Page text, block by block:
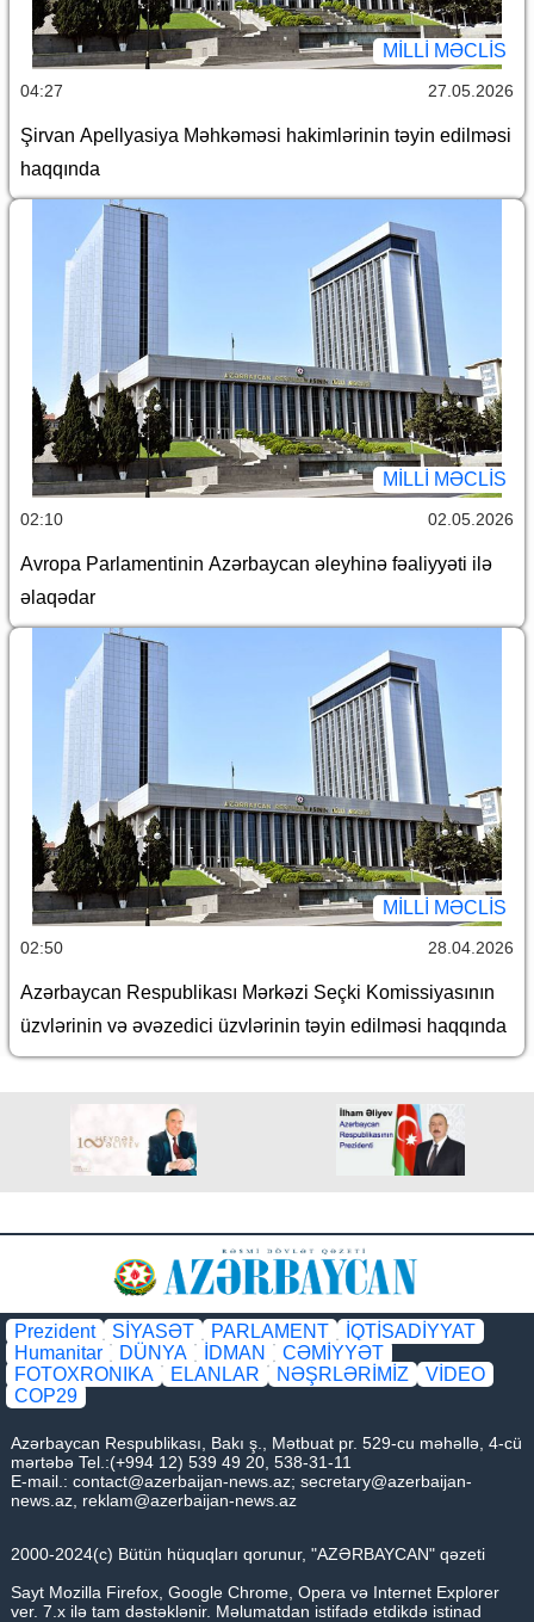
MILLI MƏCLIS
04:27 27.05.2026
Şirvan Apellyasiya Məhkəməsi hakimlərinin təyin edilməsi
haqqında
MILLI MƏCLIS
02:10 02.05.2026
Avropa Parlamentinin Azərbaycan əleyhinə fəaliyyəti ilə
əlaqədar
MILLI MƏCLIS
02:50 28.04.2026
Azərbaycan Respublikası Mərkəzi Seçki Komissiyasının
üzvlərinin və əvəzedici üzvlərinin təyin edilməsi haqqında
Prezident SİYASƏT PARLAMENT
İQTİSADİYYAT
Humanitar
DÜNYA İDMAN
CƏMİYYƏT
FOTOXRONIKA
ELANLAR NƏŞRLƏRİMİZ
VİDEO
COP29
Azərbaycan Respublikası, Bakı ş., Mətbuat pr. 529-cu məhəllə, 4-cü
mərtəbə Tel.:(+994 12) 539 49 20, 538-31-11
E-mail.: contact@azerbaijan-news.az; secretary@azerbaijan-
news.az reklam@azerbaijan-news.az
2000-2024(c) Bütün hüquqları qorunur, "AZƏRBAYCAN" qəzeti
Sayt Mozilla Firefox, Google Chrome, Opera və Internet Explorer
ver. 7.x ilə tam dəstəklənir. Məlumatdan istifadə etdikdə istinad